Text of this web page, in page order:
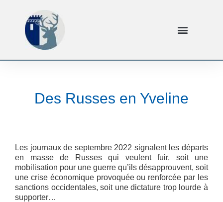
Des Russes en Yveline
Les journaux de septembre 2022 signalent les départs
en masse de Russes qui veulent fuir, soit une
mobilisation pour une guerre qu’ils désapprouvent, soit
une crise économique provoquée ou renforcée par les
sanctions occidentales, soit une dictature trop lourde à
supporter…